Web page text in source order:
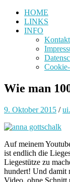
HOME
LINKS
INFO
Kontakt
Wie man
9. Oktober 2015 /ui.
Auf meinem
ist endlich die
Liegestütze zu
hundert! Und damit
Video, ohne Schnitt